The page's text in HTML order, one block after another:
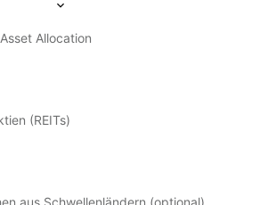
Allocation
(REITs)
aus Schwellenländern (optional)